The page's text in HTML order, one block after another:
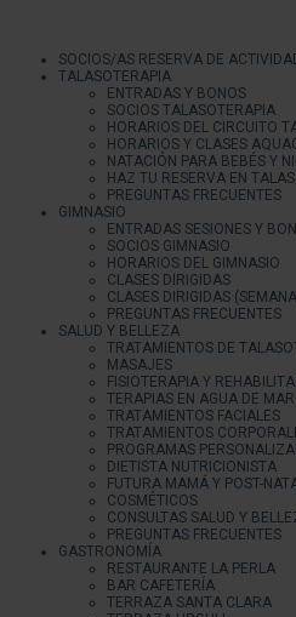
SOCIOS/AS RESERVA DE
TALASOTERAPIA
ENTRADAS Y BONOS
SOCIOS TALASOTERAPIA
HORARIOS DEL CIRCUITO
HORARIOS Y CLASES
NATACIÓN PARA BEBÉS Y
HAZ TU RESERVA EN
PREGUNTAS FRECUENTES
GIMNASIO
ENTRADAS SESIONES Y
SOCIOS GIMNASIO
HORARIOS DEL GIMNASIO
CLASES DIRIGIDAS
CLASES DIRIGIDAS
PREGUNTAS FRECUENTES
SALUD Y BELLEZA
TRATAMIENTOS DE
MASAJES
FISIOTERAPIA Y
TERAPIAS EN AGUA DE MAR
TRATAMIENTOS FACIALES
TRATAMIENTOS
PROGRAMAS
DIETISTA NUTRICIONISTA
FUTURA MAMÁ Y POST-
COSMÉTICOS
CONSULTAS SALUD Y
PREGUNTAS FRECUENTES
GASTRONOMÍA
RESTAURANTE LA PERLA
BAR CAFETERÍA
TERRAZA SANTA CLARA